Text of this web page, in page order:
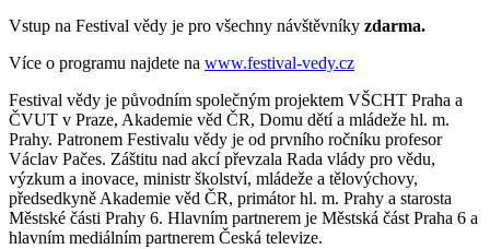
Vstup na Festival vědy je pro všechny návštěvníky zdarma.
Více o programu najdete na www.festival-vedy.cz
Festival vědy je původním společným projektem VŠCHT Praha a
ČVUT v Praze, Akademie věd ČR, Domu dětí a mládeže hl. m.
Prahy. Patronem Festivalu vědy je od prvního ročníku profesor
Václav Pačes. Záštitu nad akcí převzala Rada vlády pro vědu,
výzkum a inovace, ministr školství, mládeže a tělovýchovy,
předsedkyně Akademie věd ČR, primátor hl. m. Prahy a starosta
Městské části Prahy 6. Hlavním partnerem je Městská část Praha 6 a
hlavním mediálním partnerem Česká televize.